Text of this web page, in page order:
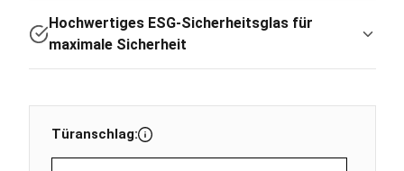
Hochwertiges ESG-Sicherheitsglas für
maximale Sicherheit
Türanschlag: